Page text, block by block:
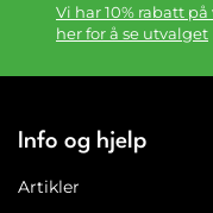
Vi har 10% rabatt
her for å se utvalget
Info og hjelp
Artikler